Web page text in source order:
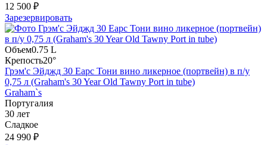
12 500 ₽
Зарезервировать
Объем0.75 L
Крепость20°
Грэм'с Эйджд 30 Еарс Тони вино ликерное (портвейн) в п/у
0,75 л (Graham's 30 Year Old Tawny Port in tube)
Graham`s
Португалия
30 лет
Сладкое
24 990 ₽